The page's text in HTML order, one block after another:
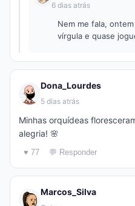
6 dias atrás
Nem me fala,
vírgula e quase
Dona_Lourdes
5 dias atrás
Minhas orquídeas
alegria! 🌸
♥ 77 💬 Responder
Marcos_Silva